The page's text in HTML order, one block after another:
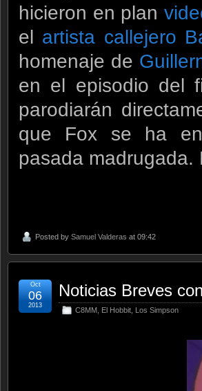
hicieron en plan
el artista callejero
homenaje de
en el episodio del
parodiarán
que Fox se ha
pasada madrugada.
Posted by Samuel Valderas at 09:42
Noticias Breves
C8MM El Hobbit Los Simpson
Oct
06
2013